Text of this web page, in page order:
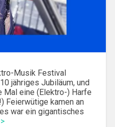
Musik Festival
jähriges Jubiläum, und
eine (Elektro-) Harfe
Feierwütige kamen an
war ein gigantisches